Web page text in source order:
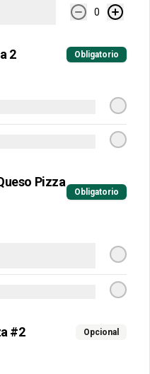
en una base de pizza con
0
2 Obligatorio
Pizza
Obligatorio
#2 Opcional